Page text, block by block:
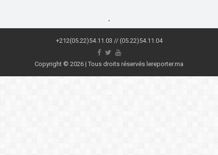
,
+212(05.22)54.11.03 // (05.22)54.11.04
Copyright © 2026 | Tous droits réservés lereporter.ma